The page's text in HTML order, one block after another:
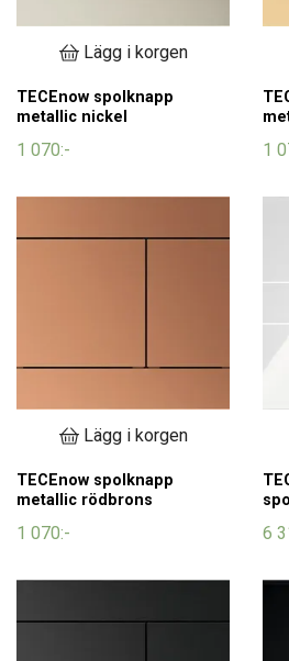
Lägg i korgen
TECEnow spolknapp
metallic nickel
1 070:- 1
Lägg i korgen
TECEnow spolknapp
metallic rödbrons
1 070:- 6